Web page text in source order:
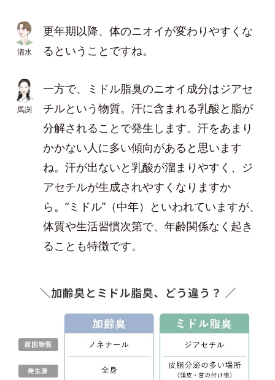
清水
更年期以降、体のニオイが変わりやすくな
るということですね。
馬渕
一方で、ミドル脂臭のニオイ成分はジアセ
チルという物質。汗に含まれる乳酸と脂が
分解されることで発生します。汗をあまり
かかない人に多い傾向があると思います
ね。汗が出ないと乳酸が溜まりやすく、ジ
アセチルが生成されやすくなりますか
ら。“ミドル”（中年）といわれていますが、
体質や生活習慣次第で、年齢関係なく起き
ることも特徴です。